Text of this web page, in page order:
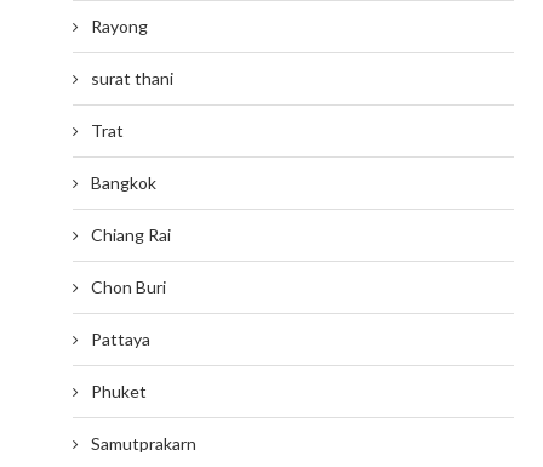
Rayong
surat thani
Trat
Bangkok
Chiang Rai
Chon Buri
Pattaya
Phuket
Samutprakarn